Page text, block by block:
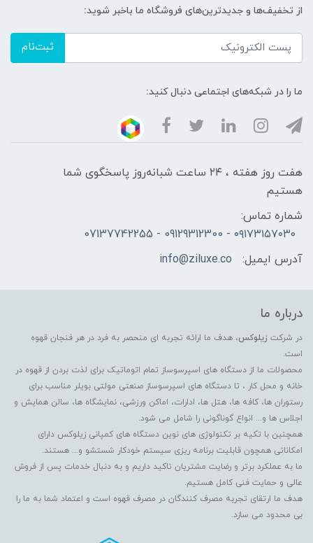
از تخفیف‌ها و جدیدترین‌های فروشگاه ما باخبر شوید:
ثبت‌نام
ما را در شبکه‌های اجتماعی دنبال کنید:
هفت روز هفته ، ۲۴ ساعت شبانه‌روز پاسخگوی شما
هستیم
شماره تماس:
۰۹۱۷۳۱۵۷۰۳۰ - 09129312300 - 07137742255
آدرس ایمیل:
info@ziluxe.co
درباره ما
در شرکت زیلوکس، هدف ما ارائه تجربه ای منحصر به فرد در هر فنجان قهوه
است.
محصولات ما از دستگاه های اسپرسوساز تمام اتوماتیک برای لذت بردن از قهوه در
خانه و محل کار ، تا دستگاه های اسپرسوساز صنعتی مولتی بویلر مناسب برای
رستوران ها، کافه ها، هتل ها، ادارات، اماکن ورزشی، نمایشگاه ها، سالن همایش و
اجلاس ها و... انواع گوناگونی را شامل می شود.
همچنین با تکیه بر تکنولوژی های نوین دستگاه های کمپانی زیلوکس دارای
امکاناتی همچون قابلیت برنامه ریزی سیستم خودکار شستشو و... هستند.
ما به عملکرد برتر و رضایت مشتریان تاکید داریم و به دنبال خدمات پس از فروش
عالی و حمایت فنی کامل هستیم.
هدف ما ارتقای تجربه مصرف کنندگان در مصرف قهوه است و اعتماد شما به ما را
بی محدود می سازد.